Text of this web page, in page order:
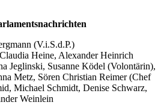
(V.i.S.d.P.)
Heine, Alexander Heinrich
Jeglinski, Susanne Ködel (Volontärin),
Metz, Sören Christian Reimer (Chef
Michael Schmidt, Denise Schwarz,
Weinlein